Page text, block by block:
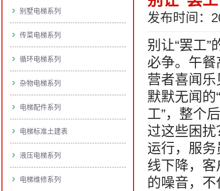
发布时间：
别让“罢工”
必争。午
营者喜闻
默默无闻的
工”，整个
过这些困扰
运行，服
线下降，
的噪音，
别墅电梯系列
传菜电梯系列
循环电梯系列
杂物电梯系列
电梯配件系列
电梯标准土建表
液压电梯系列
电梯维修系列